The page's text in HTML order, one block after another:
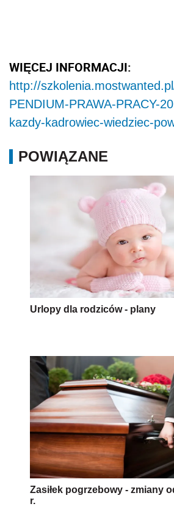
WIĘCEJ INFORMACJI:
http://
PENDIUM-PRAWA-PRACY-
kazdy-kadrowiec-wiedziec-
POWIĄZANE
Urlopy dla rodziców - plany
Zasiłek pogrzebowy - zmiany
r.